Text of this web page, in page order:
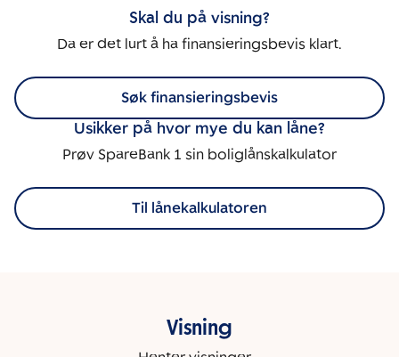
Skal du på visning?
Da er det lurt å ha finansieringsbevis klart.
Søk finansieringsbevis
Usikker på hvor mye du kan låne?
Prøv SpareBank 1 sin boliglånskalkulator
Til lånekalkulatoren
Visning